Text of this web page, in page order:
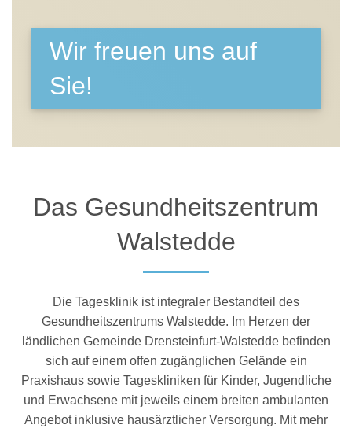
Wir freuen uns auf
Sie!
Das Gesundheitszentrum
Walstedde
Die Tagesklinik ist integraler Bestandteil des
Gesundheitszentrums Walstedde. Im Herzen der
ländlichen Gemeinde Drensteinfurt-Walstedde befinden
sich auf einem offen zugänglichen Gelände ein
Praxishaus sowie Tageskliniken für Kinder, Jugendliche
und Erwachsene mit jeweils einem breiten ambulanten
Angebot inklusive hausärztlicher Versorgung. Mit mehr